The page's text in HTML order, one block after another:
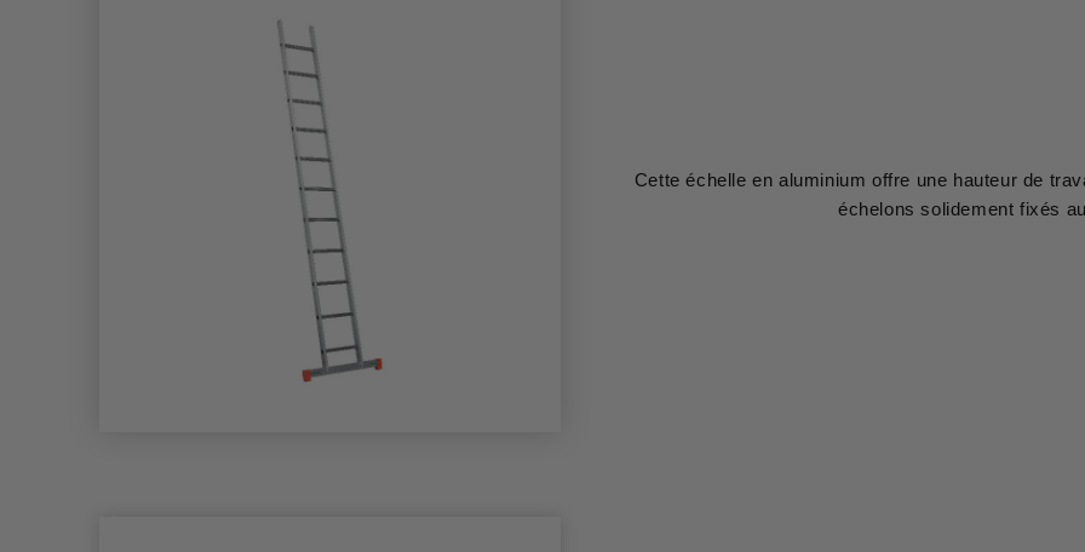
Cette échelle en aluminium offre une hauteur de
échelons solidement fixés